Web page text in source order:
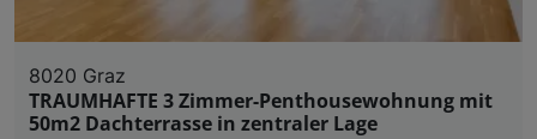
8020 Graz
TRAUMHAFTE 3 Zimmer-Penthousewohnung mit
50m2 Dachterrasse in zentraler Lage